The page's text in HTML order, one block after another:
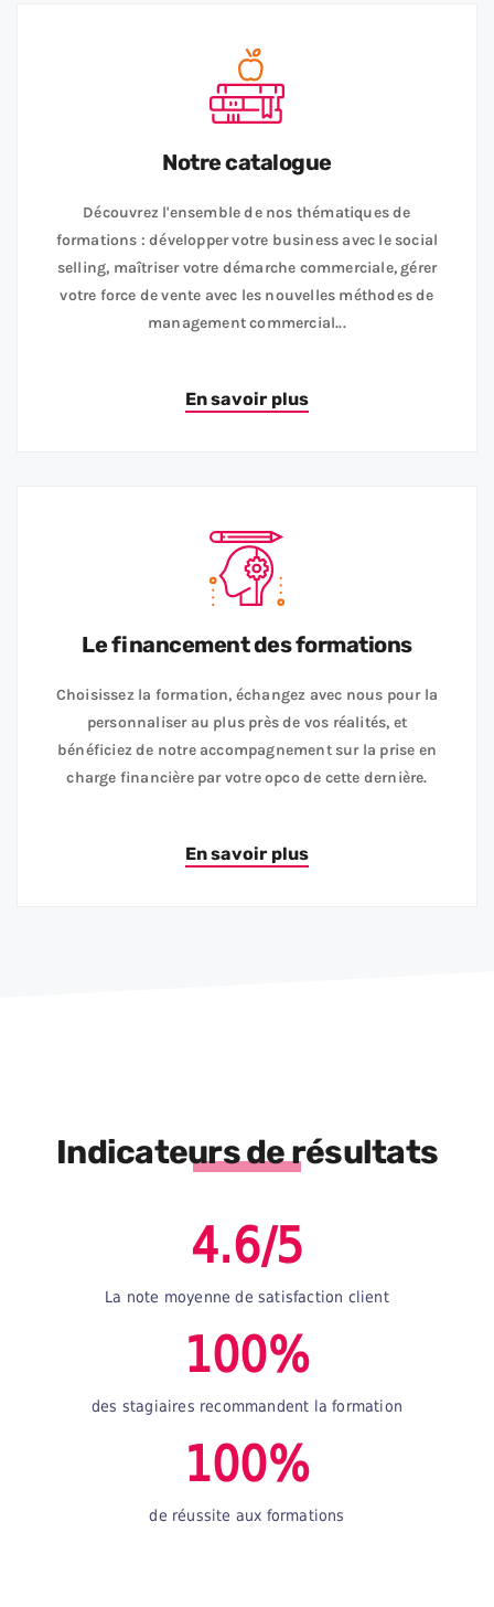
Notre catalogue
Découvrez l'ensemble de nos thématiques de
formations : développer votre business avec le social
selling, maîtriser votre démarche commerciale, gérer
votre force de vente avec les nouvelles méthodes de
management commercial...
En savoir plus
Le financement des formations
Choisissez la formation, échangez avec nous pour la
personnaliser au plus près de vos réalités, et
bénéficiez de notre accompagnement sur la prise en
charge financière par votre opco de cette dernière.
En savoir plus
Indicateurs de résultats
4.6/5
La note moyenne de satisfaction client
100%
des stagiaires recommandent la formation
100%
de réussite aux formations